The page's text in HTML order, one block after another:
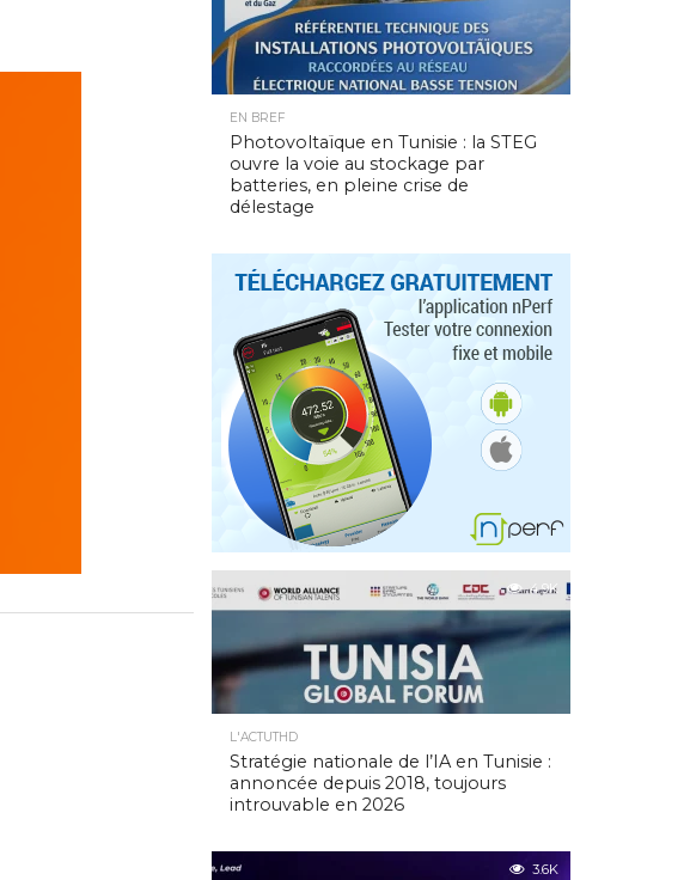
EN BREF
Photovoltaïque en Tunisie : la STEG
ouvre la voie au stockage par
batteries, en pleine crise de
délestage
4.9K
L'ACTUTHD
Stratégie nationale de l’IA en Tunisie :
annoncée depuis 2018, toujours
introuvable en 2026
3.6K